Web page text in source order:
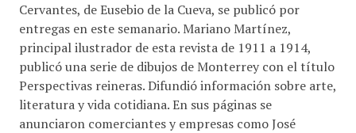
Cervantes, de Eusebio de la Cueva, se publicó por
entregas en este semanario. Mariano Martínez,
principal ilustrador de esta revista de 1911 a 1914,
publicó una serie de dibujos de Monterrey con el título
Perspectivas reineras. Difundió información sobre arte,
literatura y vida cotidiana. En sus páginas se
anunciaron comerciantes y empresas como José